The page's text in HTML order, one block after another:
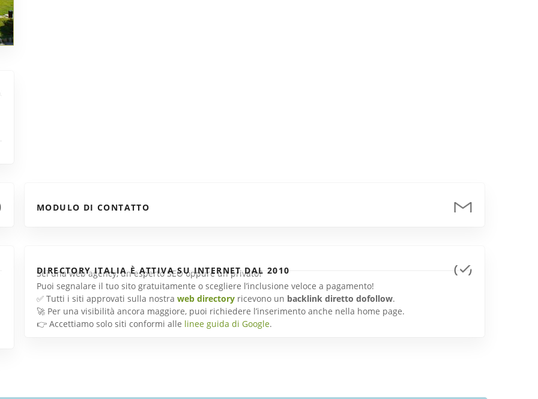
MODULO DI CONTATTO
DIRECTORY ITALIA È ATTIVA SU INTERNET DAL 2010
Sei una web agency, un esperto SEO oppure un privato?
Puoi segnalare il tuo sito gratuitamente o scegliere l’inclusione veloce a pagamento!
✅ Tutti i siti approvati sulla nostra web directoryricevono un backlink diretto dofollow.
🚀 Per una visibilità ancora maggiore, puoi richiedere l’inserimento anche nella home page.
👉 Accettiamo solo siti conformi alle linee guida di Google.